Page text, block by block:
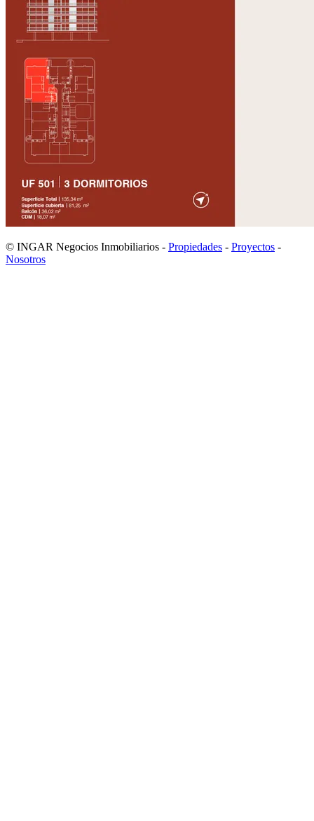
© INGAR Negocios Inmobiliarios - Propiedades - Proyectos -
Nosotros